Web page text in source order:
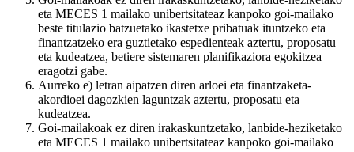
eta MECES 1 mailako unibertsitateaz kanpoko goi-mailako
beste titulazio batzuetako ikastetxe pribatuak ituntzeko eta
finantzatzeko era guztietako espedienteak aztertu, proposatu
eta kudeatzea, betiere sistemaren planifikaziora egokitzea
eragotzi gabe.
Aurreko e) letran aipatzen diren arloei eta finantzaketa-
akordioei dagozkien laguntzak aztertu, proposatu eta
kudeatzea.
Goi-mailakoak ez diren irakaskuntzetako, lanbide-heziketako
eta MECES 1 mailako unibertsitateaz kanpoko goi-mailako